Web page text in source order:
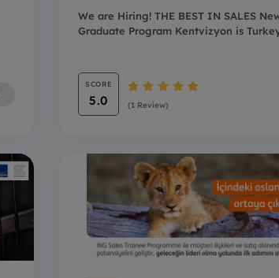
We are Hiring! THE BEST IN SALES New
Graduate Program Kentvizyon is Turkey's leading
SCORE
5.0 (1 Review)